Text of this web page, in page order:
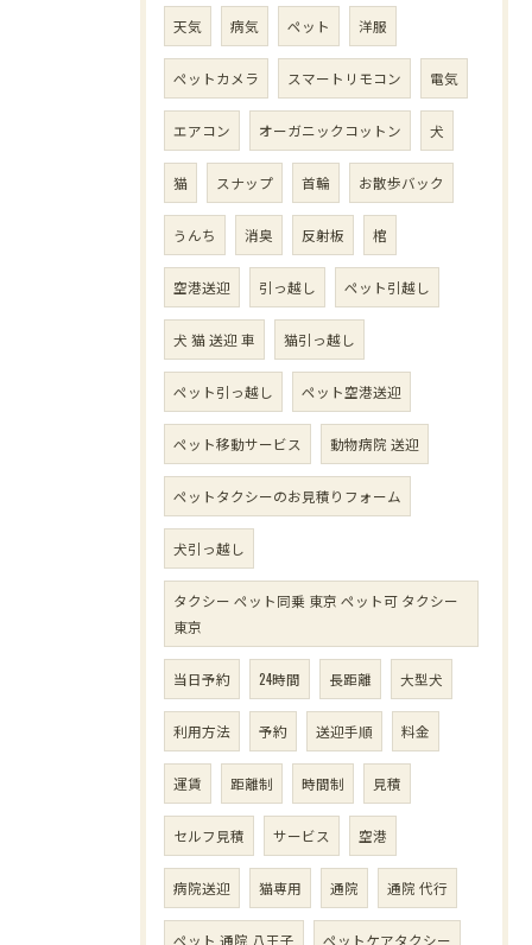
天気 病気 ペット 洋服
ペットカメラ スマートリモコン 電気
エアコン オーガニックコットン 犬
猫 スナップ 首輪 お散歩バック
うんち 消臭 反射板 棺
空港送迎 引っ越し ペット引越し
犬 猫 送迎 車 猫引っ越し
ペット引っ越し ペット空港送迎
ペット移動サービス 動物病院 送迎
ペットタクシーのお見積りフォーム
犬引っ越し
タクシー ペット同乗 東京 ペット可 タクシー
東京
当日予約 24時間 長距離 大型犬
利用方法 予約 送迎手順 料金
運賃 距離制 時間制 見積
セルフ見積 サービス 空港
病院送迎 猫専用 通院 通院 代行
ペット 通院 八王子 ペットケアタクシー